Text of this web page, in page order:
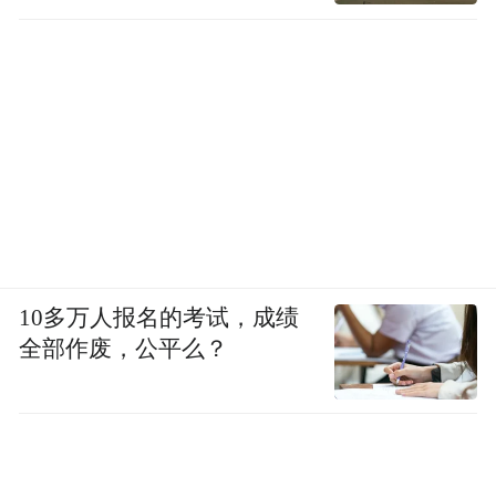
10多万人报名的考试，成绩
全部作废，公平么？